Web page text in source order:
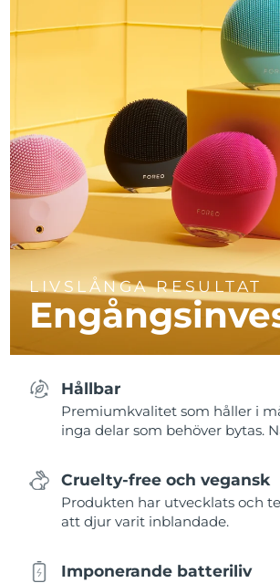
LIVSLÅNGA RESULTAT
Hållbar
Premiumkvalitet som håller i
inga delar som behöver bytas.
Cruelty-free och vegansk
Produkten har utvecklats och
att djur varit inblandade.
Imponerande batteriliv